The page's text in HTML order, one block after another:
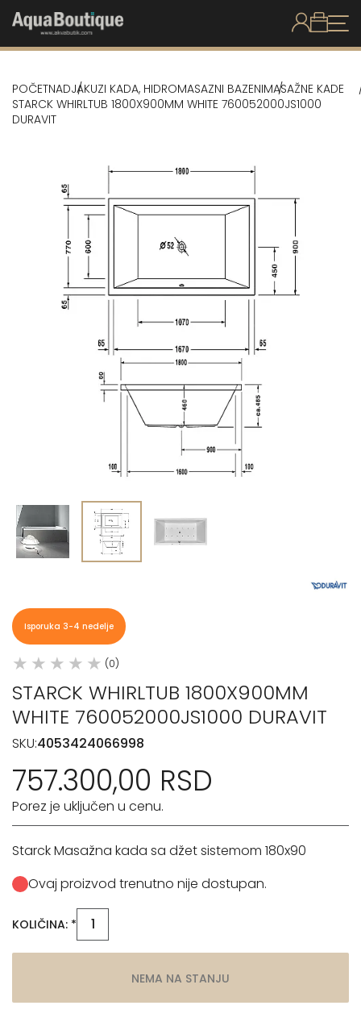
POČETNADJAKUZI KADA, HIDROMASAZNI BAZENIMASAŽNE KADE
STARCK WHIRLTUB 1800X900MM WHITE 760052000JS1000
DURAVIT
Isporuka 3-4 nedelje
(0)
STARCK WHIRLTUB 1800X900MM
WHITE 760052000JS1000 DURAVIT
SKU:4053424066998
757.300,00 RSD
Porez je uključen u cenu.
Starck Masažna kada sa džet sistemom 180x90
Ovaj proizvod trenutno nije dostupan.
KOLIČINA: *
NEMA NA STANJU